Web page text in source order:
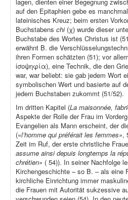
auf den Epitaphien gebe es
lateinisches Kreuz; beim ersten
Buchstabens chi (χ) wurde dieser
Buchstabe des Wortes Christus ist
erwähnt B. die
ihren Formen schätzten (51); vor
ἰσοψηφία), eine Technik, die den
war, war beliebt: sie gab jedem Wort
symbolischen Wert und basierte auf
jedem Buchstaben zukommt (51/52).
Im dritten Kapitel (La maisonnée,
Aspekte der Rolle der Frau im
Evangelien als Mann erscheint, der
(«l’homme qui préférait les femmes»,
Zeit im Ruf, der erste christliche
assume ainsi depuis longtemps la
chrétien» ( 54)). In seiner Nachfolge
Kirchengeschichte – so B. – als eine
kirchliche Einrichtung immer
die Frauen mit Autorität sukzessive